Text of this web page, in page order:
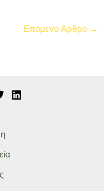
Επόμενο Άρθρο →